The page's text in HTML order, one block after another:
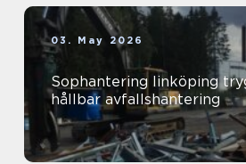
03. May 2026
Sophantering linköping trygg, enkel och
hållbar avfallshantering